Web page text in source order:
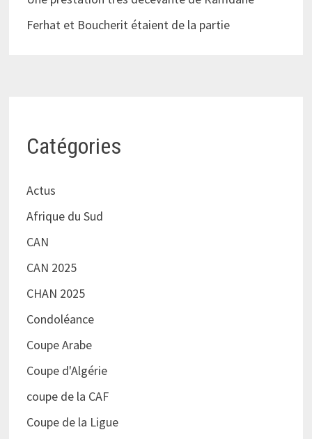
Ferhat et Boucherit étaient de la partie
Catégories
Actus
Afrique du Sud
CAN
CAN 2025
CHAN 2025
Condoléance
Coupe Arabe
Coupe d'Algérie
coupe de la CAF
Coupe de la Ligue